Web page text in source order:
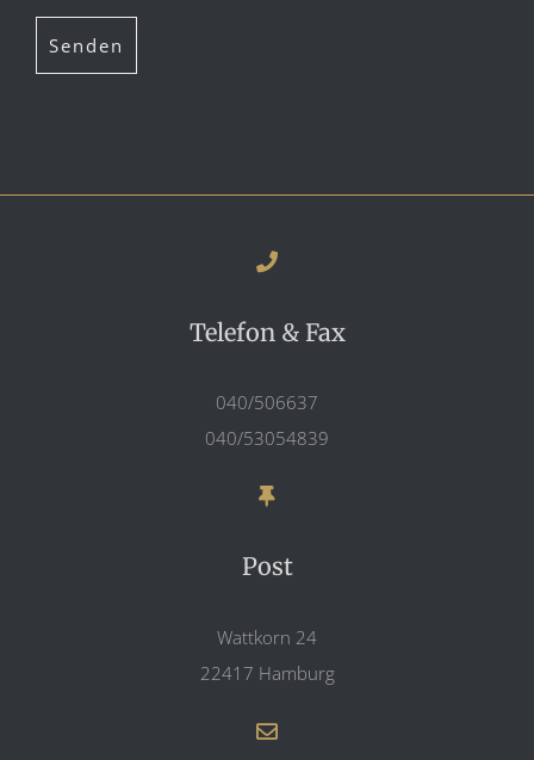
Telefon & Fax
040/506637
040/53054839
Post
Wattkorn 24
22417 Hamburg